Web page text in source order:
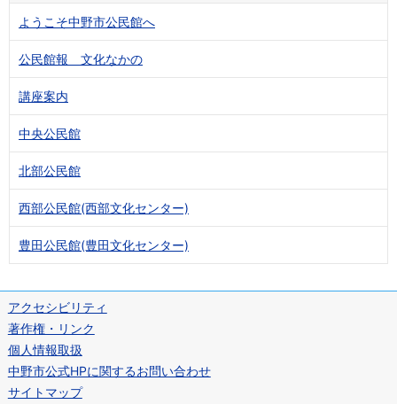
ようこそ中野市公民館へ
公民館報 文化なかの
講座案内
中央公民館
北部公民館
西部公民館(西部文化センター)
豊田公民館(豊田文化センター)
アクセシビリティ
著作権・リンク
個人情報取扱
中野市公式HPに関するお問い合わせ
サイトマップ